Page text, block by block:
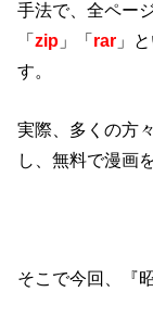
手法で、全ペー
「zip 」「rar 」
す。
実際、多くの方
し、無料で漫画
そこで今回、『